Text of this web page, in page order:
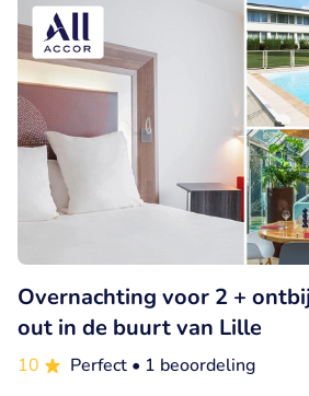
Overnachting voor 2 +
out in de buurt van Lille
10 Perfect • 1 beoordeling